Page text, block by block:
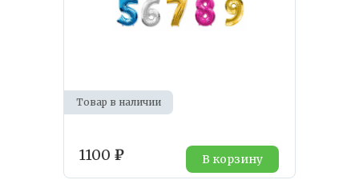
Товар в наличии
1100 ₽ В корзину